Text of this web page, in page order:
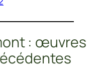
: œuvres